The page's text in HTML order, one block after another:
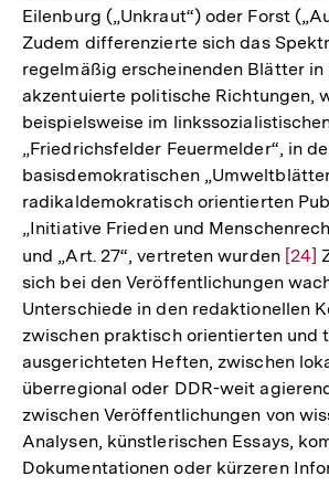
Eilenburg („Unkraut“) oder Forst
Zudem differenzierte sich das
regelmäßig erscheinenden Blätter
akzentuierte politische Richtungen,
beispielsweise im
„Friedrichsfelder Feuermelder“, in
basisdemokratischen
radikaldemokratisch orientierten
„Initiative Frieden und
und „Art. 27“, vertreten wurden Zur
der
[24]
sich bei den Veröffentlichungen
Unterschiede in den redaktionellen
zwischen praktisch orientierten und
ausgerichteten Heften, zwischen
überregional oder DDR-weit
zwischen Veröffentlichungen von
Analysen, künstlerischen Essays,
Dokumentationen oder kürzeren